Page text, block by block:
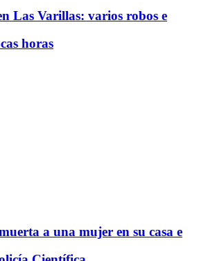
Las Varillas: varios robos e
horas
a una mujer en su casa e